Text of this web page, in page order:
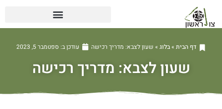
דף הבית »בלוג » שעון לצבא: מדריך רכישה עודכן ב: ספטמבר 5, 2023
שעון לצבא: מדריך רכישה